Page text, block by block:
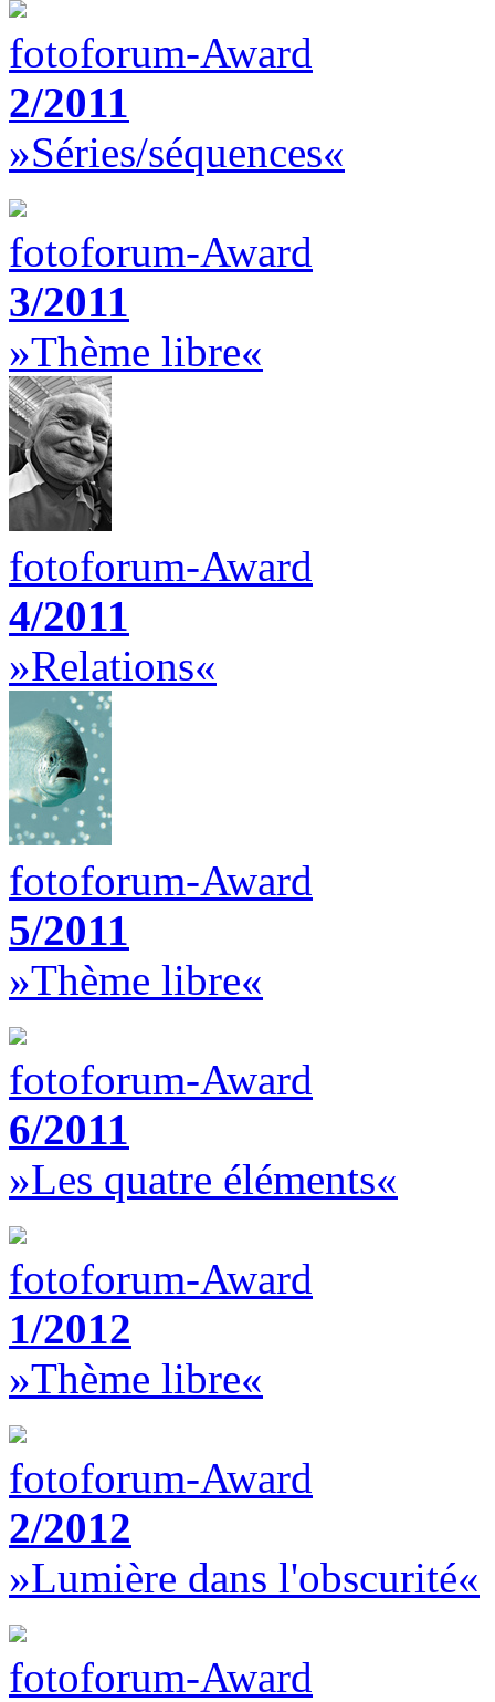
fotoforum-Award
2/2011
»Séries/séquences«
fotoforum-Award
3/2011
»Thème libre«
fotoforum-Award
4/2011
»Relations«
fotoforum-Award
5/2011
»Thème libre«
fotoforum-Award
6/2011
»Les quatre éléments«
fotoforum-Award
1/2012
»Thème libre«
fotoforum-Award
2/2012
»Lumière dans l'obscurité«
fotoforum-Award